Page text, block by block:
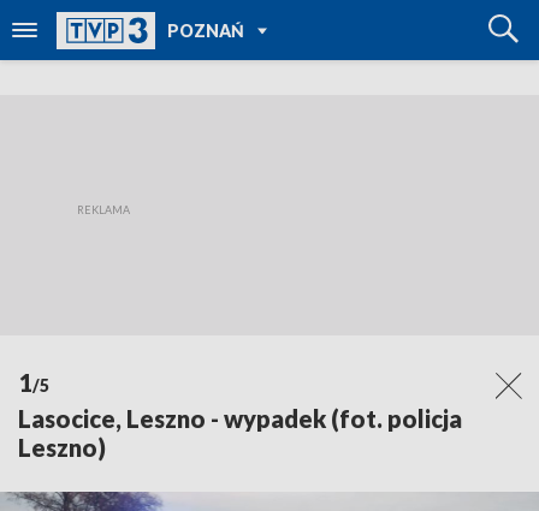
POZNAŃ
POWRÓT DO
TVP REGIONY
1/5
Lasocice, Leszno - wypadek (fot. policja
Leszno)